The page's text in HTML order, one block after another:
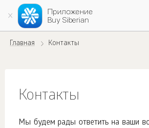
Приложение
Buy Siberian
Главная Контакты
Контакты
Мы будем рады ответить на ваши